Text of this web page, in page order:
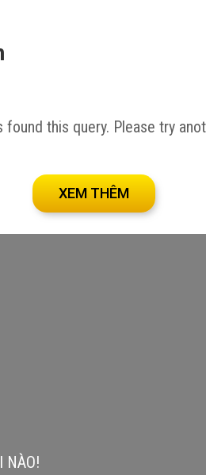
found this query. Please try
XEM THÊM
NÀO!